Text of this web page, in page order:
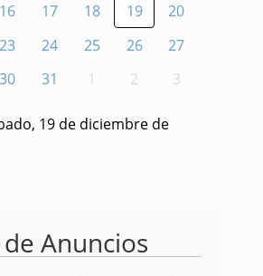
16 17 18 19
20
23 24 25 26
27
30 31 1 2 3
19 de diciembre de
Anuncios